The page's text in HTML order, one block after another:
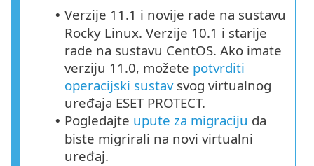
• Verzije 11.1 i novije rade na sustavu
Rocky Linux. Verzije 10.1 i starije
rade na sustavu CentOS. Ako imate
verziju 11.0, možete potvrditi
operacijski sustavsvog virtualnog
uređaja ESET PROTECT.
• Pogledajte upute za migraciju da
biste migrirali na novi virtualni
uređaj.